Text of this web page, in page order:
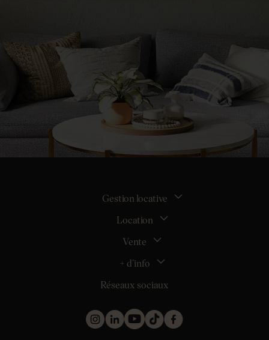
Gestion locative
La gestion locative
Location
Tous nos biens en location
Location appartement Saint-Sébastien-sur-Loire
Location maison Clisson (44190)
Location maison Rezé (44400)
Vente
Estimer mon bien
Maison Carquefou (44470)
Maison Couëron (44220)
+ d’info
Inscription
Nos métiers
Les projets d’achat
Réseaux sociaux